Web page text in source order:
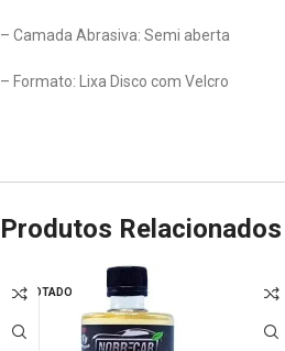
– Camada Abrasiva: Semi aberta
– Formato: Lixa Disco com Velcro
Produtos Relacionados
ESGOTADO